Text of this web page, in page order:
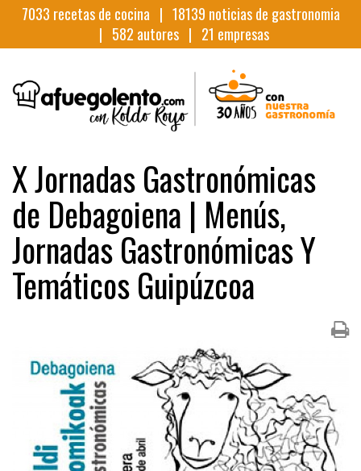
7033 recetas de cocina | 18139 noticias de gastronomia
| 582 autores | 21 empresas
X Jornadas Gastronómicas
de Debagoiena | Menús,
Jornadas Gastronómicas Y
Temáticos Guipúzcoa